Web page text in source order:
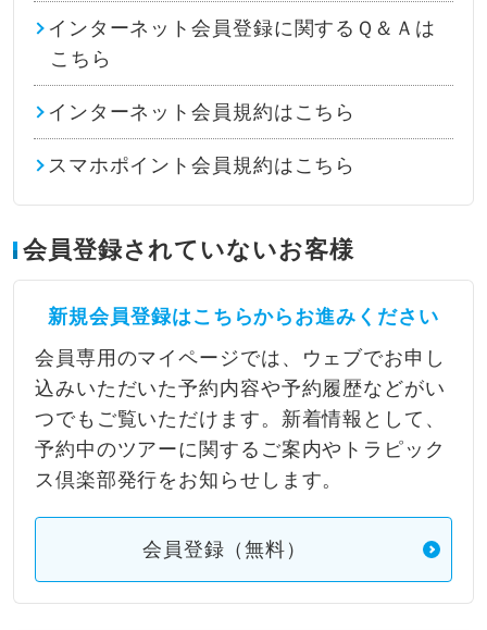
インターネット会員登録に関するＱ＆Ａは
こちら
インターネット会員規約はこちら
スマホポイント会員規約はこちら
会員登録されていないお客様
新規会員登録はこちらからお進みください
会員専用のマイページでは、ウェブでお申し
込みいただいた予約内容や予約履歴などがい
つでもご覧いただけます。新着情報として、
予約中のツアーに関するご案内やトラピック
ス倶楽部発行をお知らせします。
会員登録（無料）